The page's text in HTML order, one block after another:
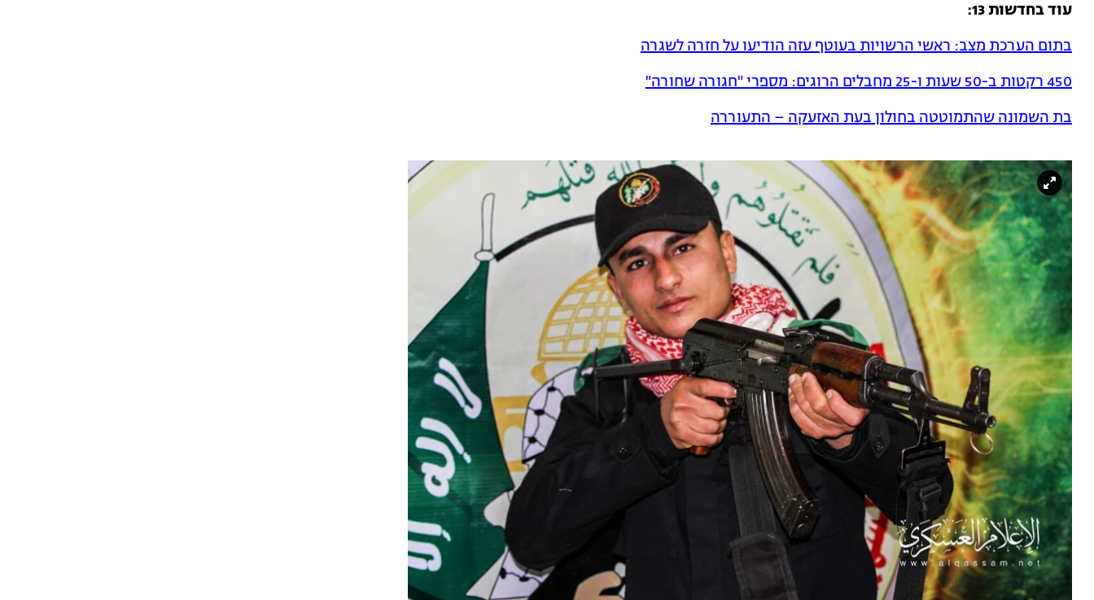
עוד בחדשות 13:
בתום הערכת מצב: ראשי הרשויות בעוטף עזה הודיעו על חזרה לשגרה
450 רקטות ב-50 שעות ו-25 מחבלים הרוגים: מספרי "חגורה שחורה"
בת השמונה שהתמוטטה בחולון בעת האזעקה – התעוררה